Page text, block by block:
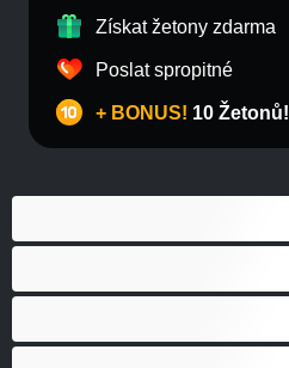
Získat žetony zdarma
Poslat spropitné
+ BONUS! 10 Žetonů!